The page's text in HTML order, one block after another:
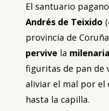
El santuario
Andrés de Teixido
provincia de
pervive la
figuritas de pan de
aliviar el mal por el
hasta la capilla.